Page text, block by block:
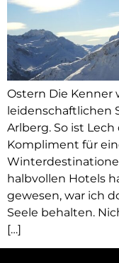
Ostern Die Kenner
leidenschaftlichen
Arlberg. So ist
Kompliment für
halbvollen Hotels
gewesen, war ich
Seele behalten.
[…]